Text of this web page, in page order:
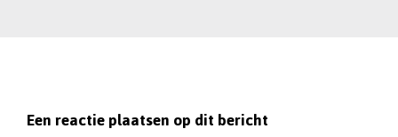
Een reactie plaatsen op dit bericht